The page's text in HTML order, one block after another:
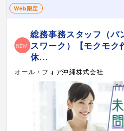
Web限定
総務事務スタッフ（パ
スワーク）【モクモク
休...
オール・フォア沖縄株式会社